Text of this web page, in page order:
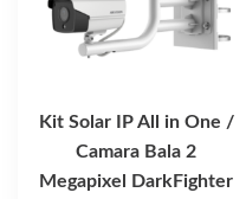
Kit Solar IP All in One /
Camara Bala 2
Megapixel DarkFighter